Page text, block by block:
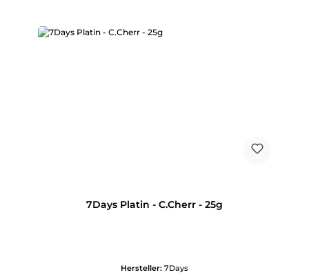
7Days Platin - C.Cherr - 25g
Hersteller: 7Days